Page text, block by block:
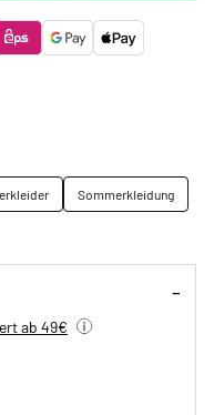
Sommerkleidung
ab 49€